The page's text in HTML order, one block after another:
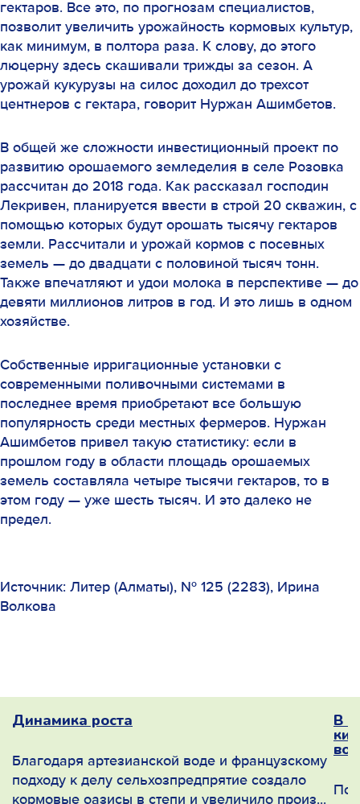
гектаров. Все это, по прогнозам специалистов,
позволит увеличить урожайность кормовых культур,
как минимум, в полтора раза. К слову, до этого
люцерну здесь скашивали трижды за сезон. А
урожай кукурузы на силос доходил до трехсот
центнеров с гектара, говорит Нуржан Ашимбетов.
В общей же сложности инвестиционный проект по
развитию орошаемого земледелия в селе Розовка
рассчитан до 2018 года. Как рассказал господин
Лекривен, планируется ввести в строй 20 скважин, с
помощью которых будут орошать тысячу гектаров
земли. Рассчитали и урожай кормов с посевных
земель — до двадцати с половиной тысяч тонн.
Также впечатляют и удои молока в перспективе — до
девяти миллионов литров в год. И это лишь в одном
хозяйстве.
Собственные ирригационные установки с
современными поливочными системами в
последнее время приобретают все большую
популярность среди местных фермеров. Нуржан
Ашимбетов привел такую статистику: если в
прошлом году в области площадь орошаемых
земель составляла четыре тысячи гектаров, то в
этом году — уже шесть тысяч. И это далеко не
предел.
Источник: Литер (Алматы), № 125 (2283), Ирина
Волкова
Динамика роста
Благодаря артезианской воде и французскому
подходу к делу сельхозпредпрятие создало
кормовые оазисы в степи и увеличило произ...
В